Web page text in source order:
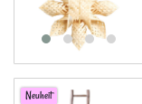
Neuheit